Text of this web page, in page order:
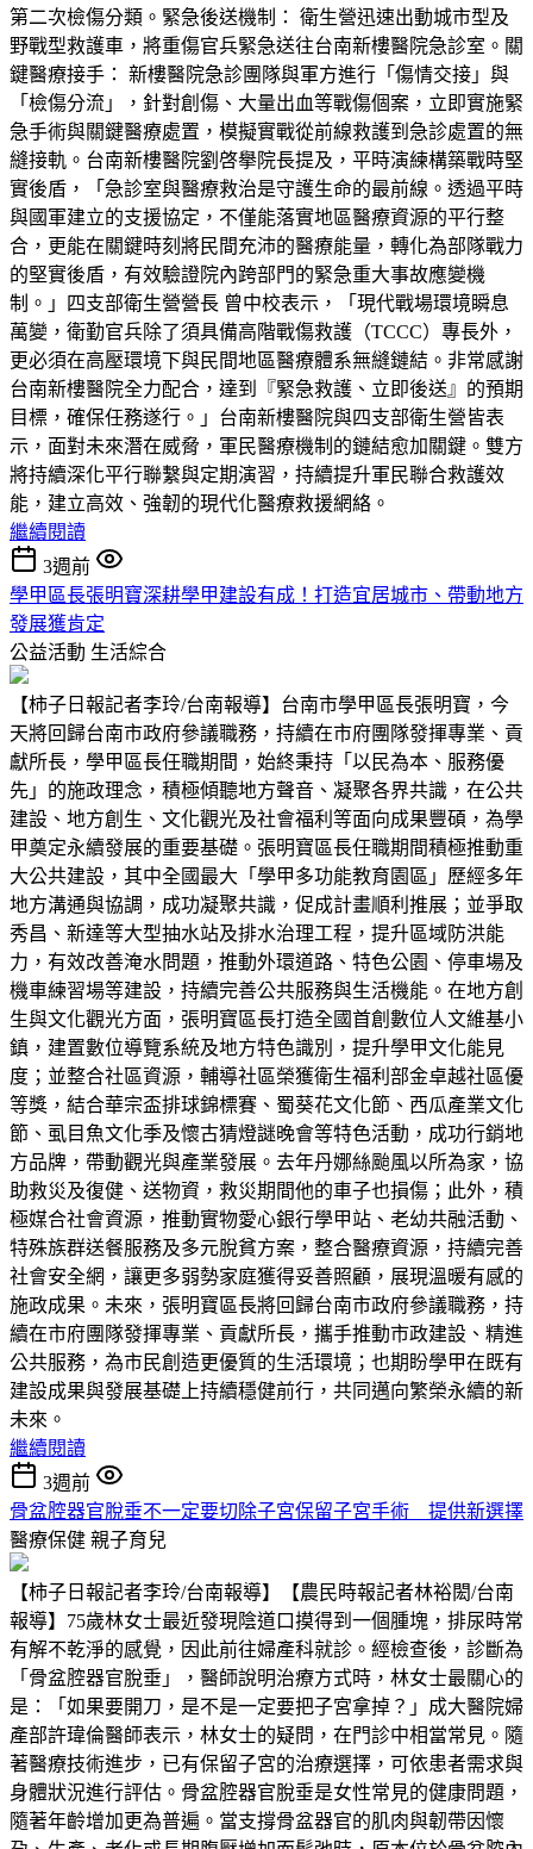
第二次檢傷分類。緊急後送機制： 衛生營迅速出動城市型及
野戰型救護車，將重傷官兵緊急送往台南新樓醫院急診室。關
鍵醫療接手： 新樓醫院急診團隊與軍方進行「傷情交接」與
「檢傷分流」，針對創傷、大量出血等戰傷個案，立即實施緊
急手術與關鍵醫療處置，模擬實戰從前線救護到急診處置的無
縫接軌。台南新樓醫院劉啓擧院長提及，平時演練構築戰時堅
實後盾，「急診室與醫療救治是守護生命的最前線。透過平時
與國軍建立的支援協定，不僅能落實地區醫療資源的平行整
合，更能在關鍵時刻將民間充沛的醫療能量，轉化為部隊戰力
的堅實後盾，有效驗證院內跨部門的緊急重大事故應變機
制。」四支部衛生營營長 曾中校表示，「現代戰場環境瞬息
萬變，衛勤官兵除了須具備高階戰傷救護（TCCC）專長外，
更必須在高壓環境下與民間地區醫療體系無縫鏈結。非常感謝
台南新樓醫院全力配合，達到『緊急救護、立即後送』的預期
目標，確保任務遂行。」台南新樓醫院與四支部衛生營皆表
示，面對未來潛在威脅，軍民醫療機制的鏈結愈加關鍵。雙方
將持續深化平行聯繫與定期演習，持續提升軍民聯合救護效
能，建立高效、強韌的現代化醫療救援網絡。
繼續閱讀
3週前
學甲區長張明寶深耕學甲建設有成！打造宜居城市、帶動地方
發展獲肯定
公益活動 生活綜合
【柿子日報記者李玲/台南報導】台南市學甲區長張明寶，今
天將回歸台南市政府參議職務，持續在市府團隊發揮專業、貢
獻所長，學甲區長任職期間，始終秉持「以民為本、服務優
先」的施政理念，積極傾聽地方聲音、凝聚各界共識，在公共
建設、地方創生、文化觀光及社會福利等面向成果豐碩，為學
甲奠定永續發展的重要基礎。張明寶區長任職期間積極推動重
大公共建設，其中全國最大「學甲多功能教育園區」歷經多年
地方溝通與協調，成功凝聚共識，促成計畫順利推展；並爭取
秀昌、新達等大型抽水站及排水治理工程，提升區域防洪能
力，有效改善淹水問題，推動外環道路、特色公園、停車場及
機車練習場等建設，持續完善公共服務與生活機能。在地方創
生與文化觀光方面，張明寶區長打造全國首創數位人文維基小
鎮，建置數位導覽系統及地方特色識別，提升學甲文化能見
度；並整合社區資源，輔導社區榮獲衛生福利部金卓越社區優
等獎，結合華宗盃排球錦標賽、蜀葵花文化節、西瓜產業文化
節、虱目魚文化季及懷古猜燈謎晚會等特色活動，成功行銷地
方品牌，帶動觀光與產業發展。去年丹娜絲颱風以所為家，協
助救災及復健、送物資，救災期間他的車子也損傷；此外，積
極媒合社會資源，推動實物愛心銀行學甲站、老幼共融活動、
特殊族群送餐服務及多元脫貧方案，整合醫療資源，持續完善
社會安全網，讓更多弱勢家庭獲得妥善照顧，展現溫暖有感的
施政成果。未來，張明寶區長將回歸台南市政府參議職務，持
續在市府團隊發揮專業、貢獻所長，攜手推動市政建設、精進
公共服務，為市民創造更優質的生活環境；也期盼學甲在既有
建設成果與發展基礎上持續穩健前行，共同邁向繁榮永續的新
未來。
繼續閱讀
3週前
骨盆腔器官脫垂不一定要切除子宮保留子宮手術 提供新選擇
醫療保健 親子育兒
【柿子日報記者李玲/台南報導】【農民時報記者林裕閎/台南
報導】75歲林女士最近發現陰道口摸得到一個腫塊，排尿時常
有解不乾淨的感覺，因此前往婦產科就診。經檢查後，診斷為
「骨盆腔器官脫垂」，醫師說明治療方式時，林女士最關心的
是：「如果要開刀，是不是一定要把子宮拿掉？」成大醫院婦
產部許瑋倫醫師表示，林女士的疑問，在門診中相當常見。隨
著醫療技術進步，已有保留子宮的治療選擇，可依患者需求與
身體狀況進行評估。骨盆腔器官脫垂是女性常見的健康問題，
隨著年齡增加更為普遍。當支撐骨盆器官的肌肉與韌帶因懷